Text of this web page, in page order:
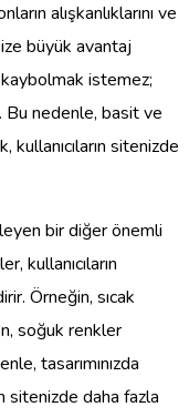
alışkanlıklarını ve
büyük avantaj
kaybolmak istemez;
Bu nedenle, basit ve
kullanıcıların sitenizde
bir diğer önemli
kullanıcıların
Örneğin, sıcak
soğuk renkler
tasarımınızda
sitenizde daha fazla